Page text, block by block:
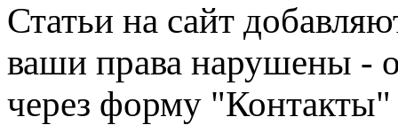
Статьи на сайт
ваши права нарушены -
через форму "Контакты"